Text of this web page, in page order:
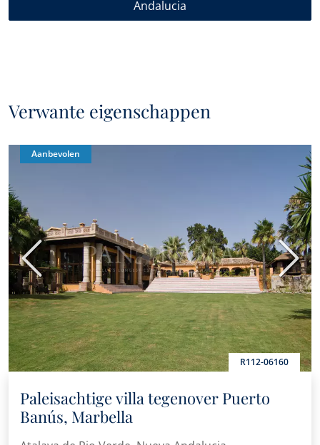
Andalucia
Verwante eigenschappen
Aanbevolen
R112-06160
Vorige
Paleisachtige villa tegenover Puerto
Banús, Marbella